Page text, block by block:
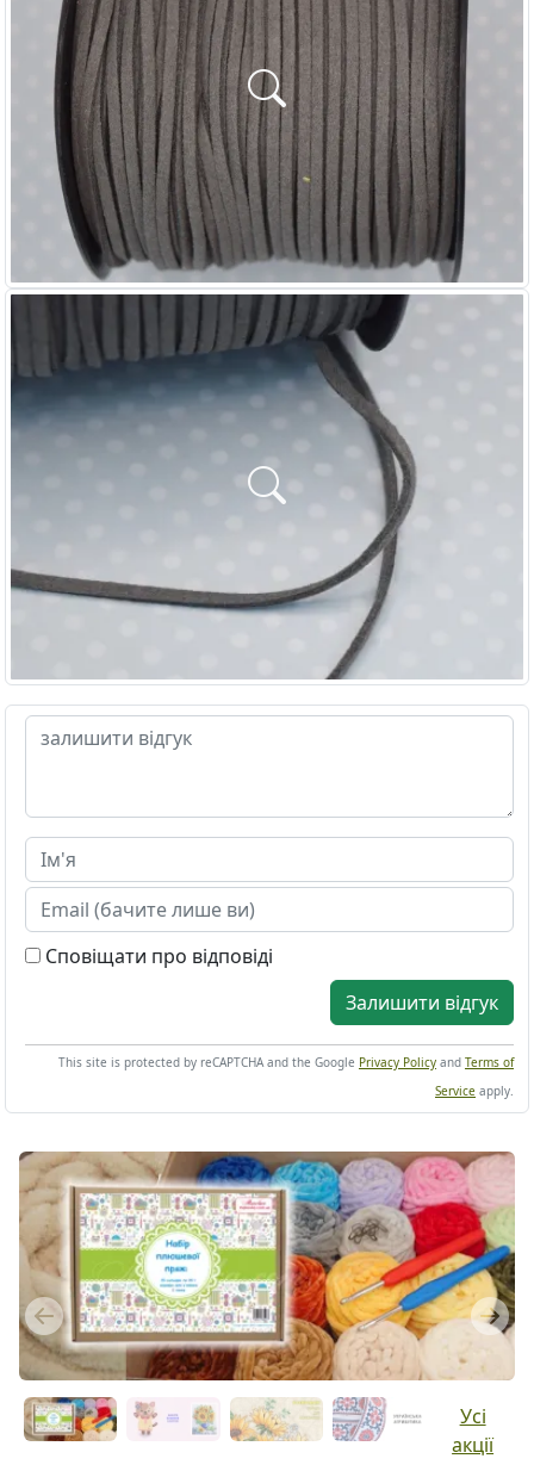
Сповіщати про відповіді
Залишити відгук
This site is protected by reCAPTCHA and the Google Privacy Policy and Terms of
Service apply.
Previous Next
Усі
акції